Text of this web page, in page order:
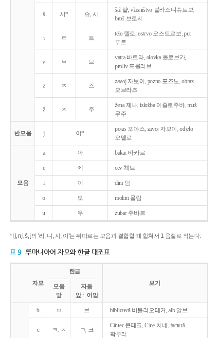
š 시* 슈, 시
šal 샬, vlasništvo 블라스니슈트보,
broš 브로시
t ㅌ 트
telo 텔로, ostrvo 오스트르보, put
푸트
v ㅂ 브
vatra 바트라, olovka 올로브카,
proliv 프롤리브
z ㅈ 즈
zavoj 자보이, pozno 포즈노, obraz
오브라즈
ž ㅈ 주
žena 제나, izložba 이즐로주바, muž
무주
반모음 j 이*
pojas 포야스, zavoj 자보이, odjelo
오델로
모음
a 아 bakar 바카르
e 에 cev 체브
i 이 dim 딤
o 오 molim 몰림
u 우 zubar 주바르
* lj, nj, š, j의 '리, 니, 시, 이'는 뒤따르는 모음과 결합할 때 합쳐서 1 음절로 적는다.
표 9 루마니아어 자모와 한글 대조표
자모
한글
보기
모음
앞
자음
앞ㆍ어말
b ㅂ 브 bibliotecǎ 비블리오테커, alb 알브
c ㅋ, ㅊ ㄱ, 크
Cîntec 큰테크, Cine 치네, facturǎ
팍투러